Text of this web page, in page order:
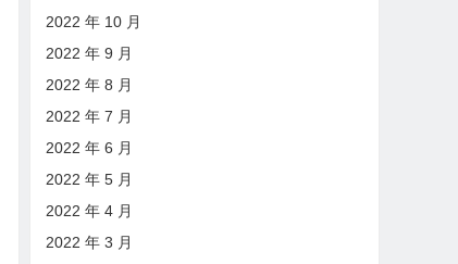
2022 年 10 月
2022 年 9 月
2022 年 8 月
2022 年 7 月
2022 年 6 月
2022 年 5 月
2022 年 4 月
2022 年 3 月